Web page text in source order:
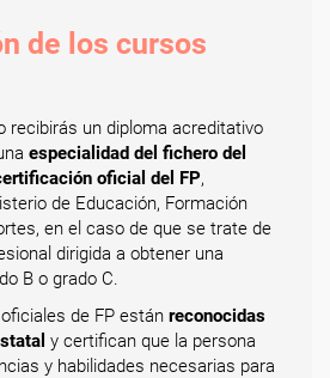
de los cursos
recibirás un diploma acreditativo
especialidad del fichero del
oficial del FP,
de Educación, Formación
en el caso de que se trate de
dirigida a obtener una
B o grado C.
de FP están reconocidas
y certifican que la persona
y habilidades necesarias para